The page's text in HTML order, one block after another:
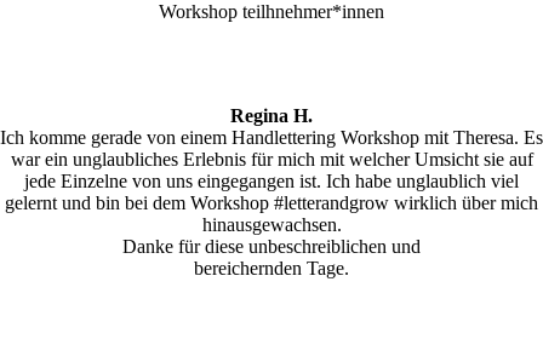
Workshop teilhnehmer*innen
Regina H.
Ich komme gerade von einem Handlettering Workshop mit Theresa. Es
war ein unglaubliches Erlebnis für mich mit welcher Umsicht sie auf
jede Einzelne von uns eingegangen ist. Ich habe unglaublich viel
gelernt und bin bei dem Workshop #letterandgrow wirklich über mich
hinausgewachsen.
Danke für diese unbeschreiblichen und
bereichernden Tage.